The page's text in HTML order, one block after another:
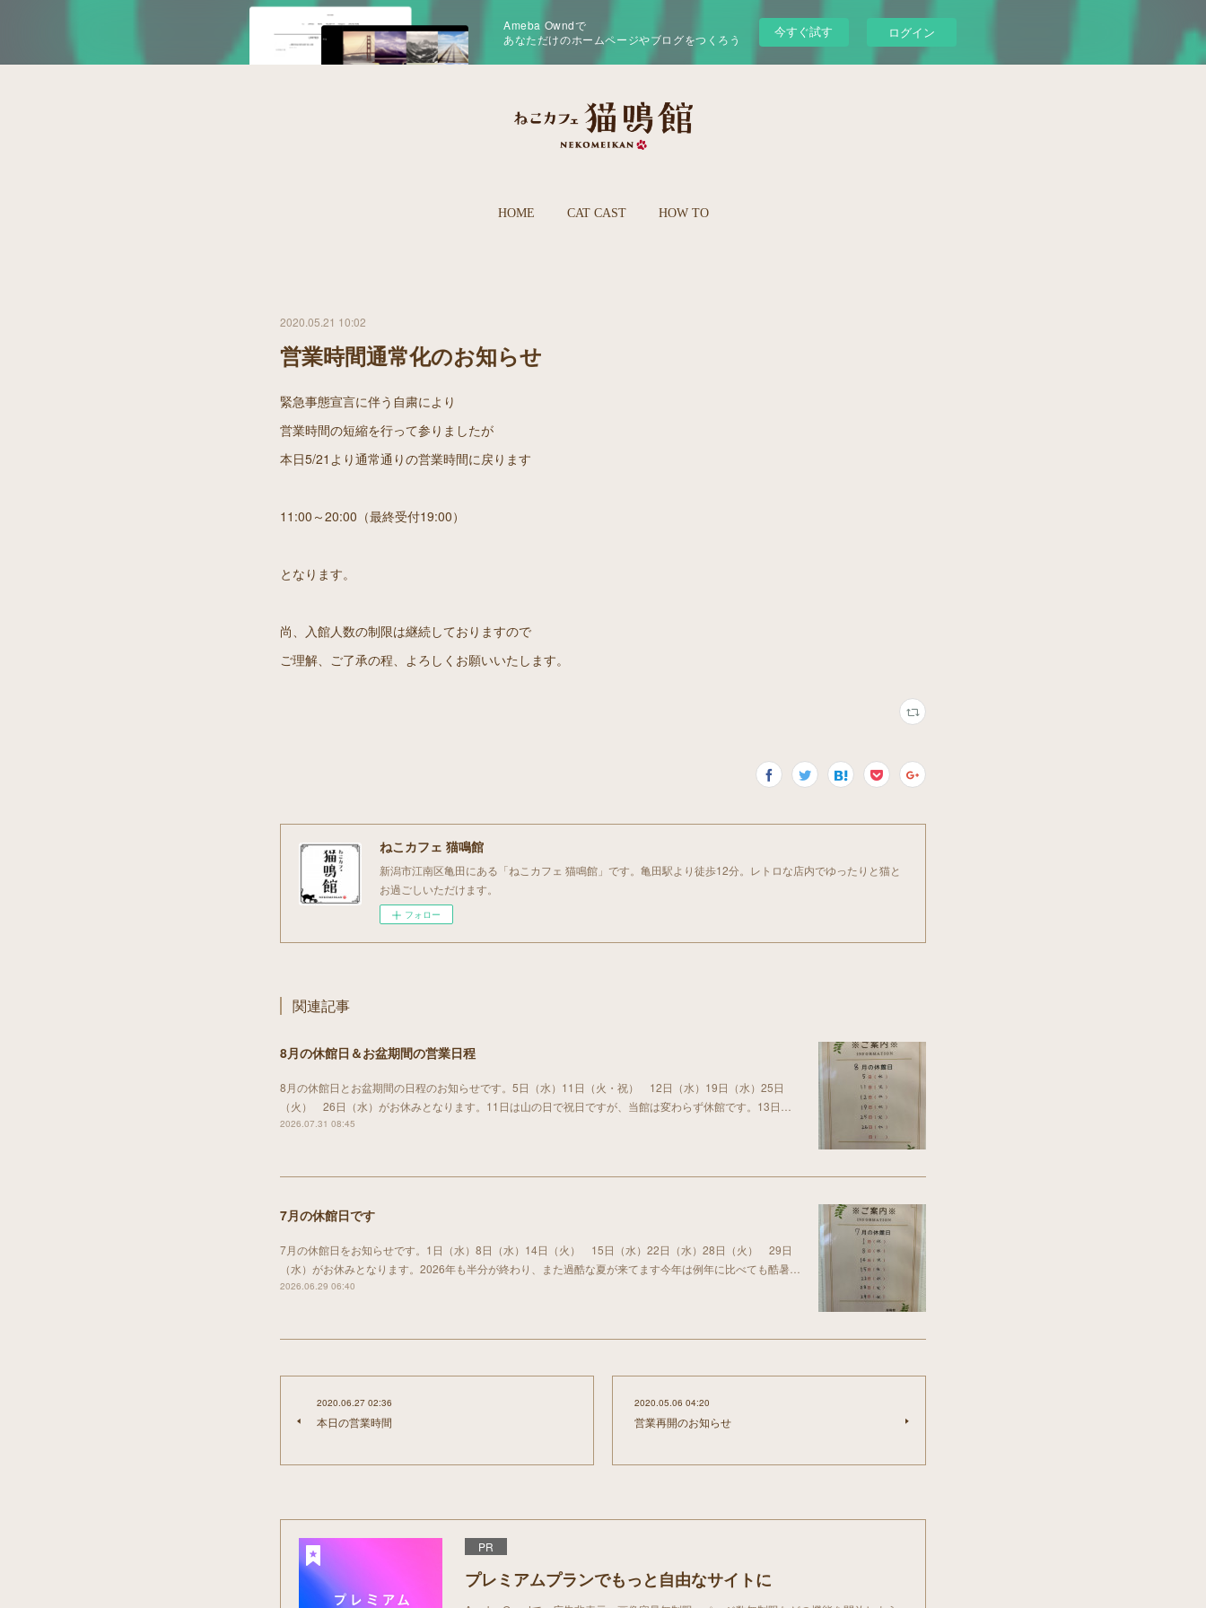
Ameba Owndで
あなただけのホームページやブログをつくろう
今すぐ試す ログイン
HOME CAT CAST HOW TO
2020.05.21 10:02
営業時間通常化のお知らせ
緊急事態宣言に伴う自粛により
営業時間の短縮を行って参りましたが
本日5/21より通常通りの営業時間に戻ります
11:00～20:00（最終受付19:00）
となります。
尚、入館人数の制限は継続しておりますので
ご理解、ご了承の程、よろしくお願いいたします。
ねこカフェ 猫鳴館
新潟市江南区亀田にある「ねこカフェ 猫鳴館」です。亀田駅より徒歩12分。レトロな店内でゆったりと猫と
お過ごしいただけます。
フォロー
関連記事
8月の休館日＆お盆期間の営業日程
8月の休館日とお盆期間の日程のお知らせです。5日（水）11日（火・祝） 12日（水）19日（水）25日
（火） 26日（水）がお休みとなります。11日は山の日で祝日ですが、当館は変わらず休館です。13日…
2026.07.31 08:45
7月の休館日です
7月の休館日をお知らせです。1日（水）8日（水）14日（火） 15日（水）22日（水）28日（火） 29日
（水）がお休みとなります。2026年も半分が終わり、また過酷な夏が来てます今年は例年に比べても酷暑…
2026.06.29 06:40
2020.06.27 02:36
本日の営業時間
2020.05.06 04:20
営業再開のお知らせ
PR
プレミアムプランでもっと自由なサイトに